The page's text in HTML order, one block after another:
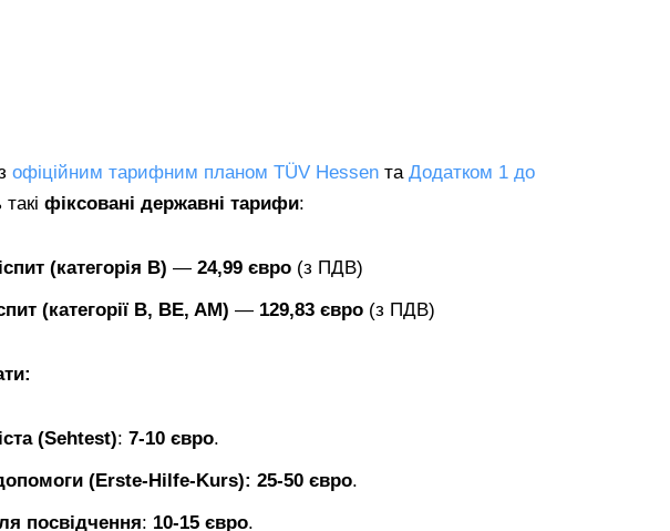
офіційним тарифним планом TÜV Hessen та Додатком 1 до
фіксовані державні тарифи:
(категорія B) — 24,99 євро (з ПДВ)
(категорії B, BE, AM) — 129,83 євро (з ПДВ)
(Sehtest): 7-10 євро.
(Erste-Hilfe-Kurs): 25-50 євро.
посвідчення: 10-15 євро.